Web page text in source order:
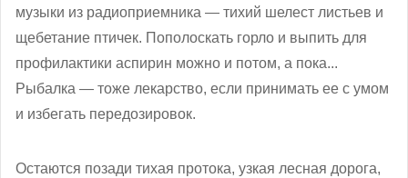
музыки из радиоприемника — тихий шелест листьев и
щебетание птичек. Пополоскать горло и выпить для
профилактики аспирин можно и потом, а пока...
Рыбалка — тоже лекарство, если принимать ее с умом
и избегать передозировок.
Остаются позади тихая протока, узкая лесная дорога,